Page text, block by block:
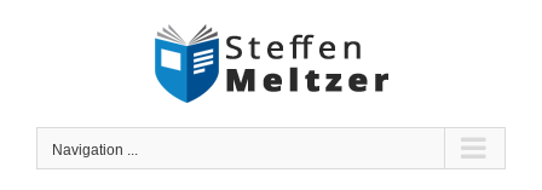
Navigation ...